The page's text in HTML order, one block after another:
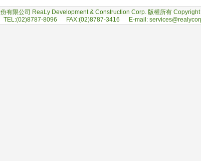
有限公司 ReaLy Development & Construction Corp. 版權所有
8096 FAX:(02)8787-3416 E-mail: